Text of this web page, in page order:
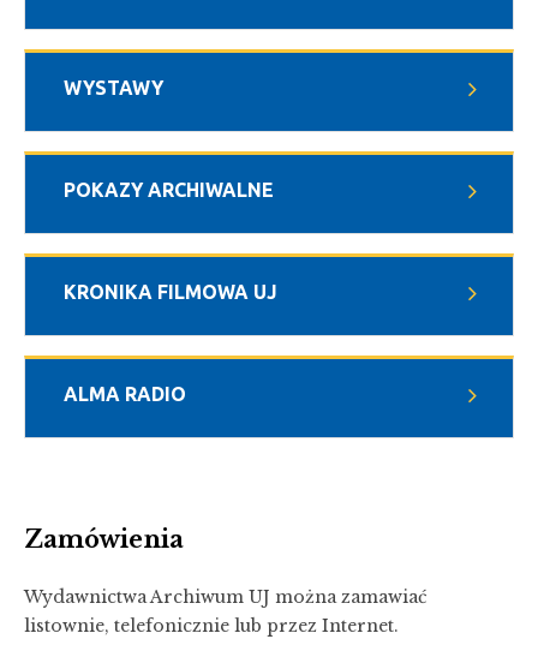
WYSTAWY
POKAZY ARCHIWALNE
KRONIKA FILMOWA UJ
ALMA RADIO
Zamówienia
Wydawnictwa Archiwum UJ można zamawiać
listownie, telefonicznie lub przez Internet.